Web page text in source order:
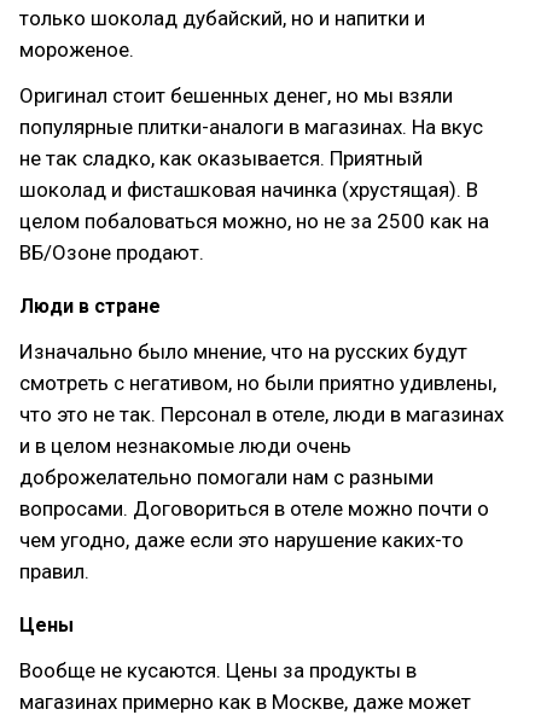
только шоколад дубайский, но и напитки и
мороженое.
Оригинал стоит бешенных денег, но мы взяли
популярные плитки-аналоги в магазинах. На вкус
не так сладко, как оказывается. Приятный
шоколад и фисташковая начинка (хрустящая). В
целом побаловаться можно, но не за 2500 как на
ВБ/Озоне продают.
Люди в стране
Изначально было мнение, что на русских будут
смотреть с негативом, но были приятно удивлены,
что это не так. Персонал в отеле, люди в магазинах
и в целом незнакомые люди очень
доброжелательно помогали нам с разными
вопросами. Договориться в отеле можно почти о
чем угодно, даже если это нарушение каких-то
правил.
Цены
Вообще не кусаются. Цены за продукты в
магазинах примерно как в Москве, даже может